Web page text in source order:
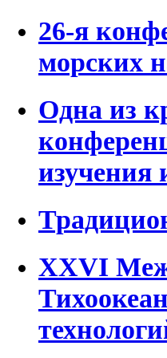
26-я
морских
Одна из
изучения
XXVI